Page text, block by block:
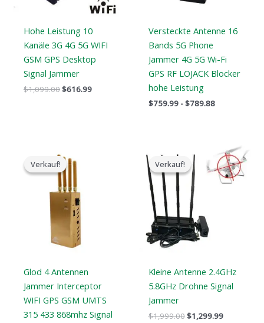
Hohe Leistung 10
Kanäle 3G 4G 5G WIFI
GSM GPS Desktop
Signal Jammer
$1,099.00$616.99
Versteckte Antenne 16
Bands 5G Phone
Jammer 4G 5G Wi-Fi
GPS RF LOJACK Blocker
hohe Leistung
$759.99 -$789.88
Verkauf!
Verkauf!
Glod 4 Antennen
Jammer Interceptor
WIFI GPS GSM UMTS
315 433 868mhz Signal
ursprüngliche
Preis
war:
$319.00.
Verkauf!
Verkauf!
Kleine Antenne 2.4GHz
5.8GHz Drohne Signal
Jammer
$1,999.00
ursprüngliche
Preis
war:
$1,999.00.
$1,299.99
Der
aktuelle
Preis
ist: